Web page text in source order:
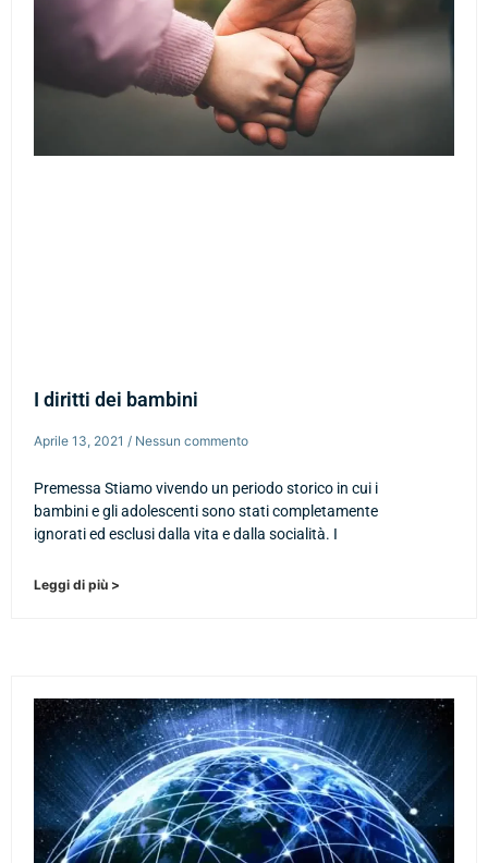
I diritti dei bambini
Aprile 13, 2021 Nessun commento
Premessa Stiamo vivendo un periodo storico in cui i
bambini e gli adolescenti sono stati completamente
ignorati ed esclusi dalla vita e dalla socialità. I
Leggi di più >